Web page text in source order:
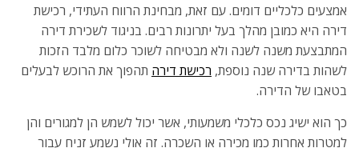
אמצעים כלכליים דומים. עם זאת, מבחינת הרווח העתידי, רכישת
דירה היא כמובן מהלך בעל יתרונות רבים. בניגוד לשכירת דירה
המתבצעת משנה לשנה ולא מבטיחה לשוכר כלום מלבד הזכות
לשהות בדירה שנה נוספת, רכישת דירה תהפוך את הרוכש לבעלים
בטאבו של הדירה.
כך הוא ישיג נכס כלכלי משמעותי, אשר יכול לשמש הן למגורים והן
למטרות אחרות כמו מכירה או השכרה. זה אולי נשמע זניח עבור